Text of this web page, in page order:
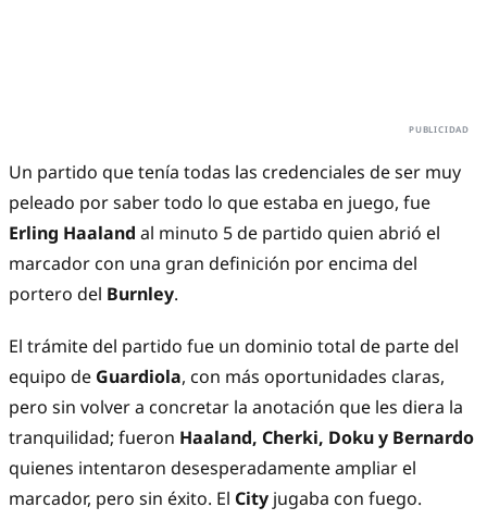
Un partido que tenía todas las credenciales de ser muy
peleado por saber todo lo que estaba en juego, fue
Erling Haaland al minuto 5 de partido quien abrió el
marcador con una gran definición por encima del
portero del Burnley.
El trámite del partido fue un dominio total de parte del
equipo de Guardiola, con más oportunidades claras,
pero sin volver a concretar la anotación que les diera la
tranquilidad; fueron Haaland, Cherki, Doku y Bernardo
quienes intentaron desesperadamente ampliar el
marcador, pero sin éxito. El City jugaba con fuego.